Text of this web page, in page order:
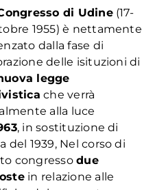
di Udine(17-
1955) è nettamente
dalla fase di
delle isituzioni di
legge
che verrà
alla luce
, in sostituzione di
del 1939, Nel corso di
congressodue
in relazione alle